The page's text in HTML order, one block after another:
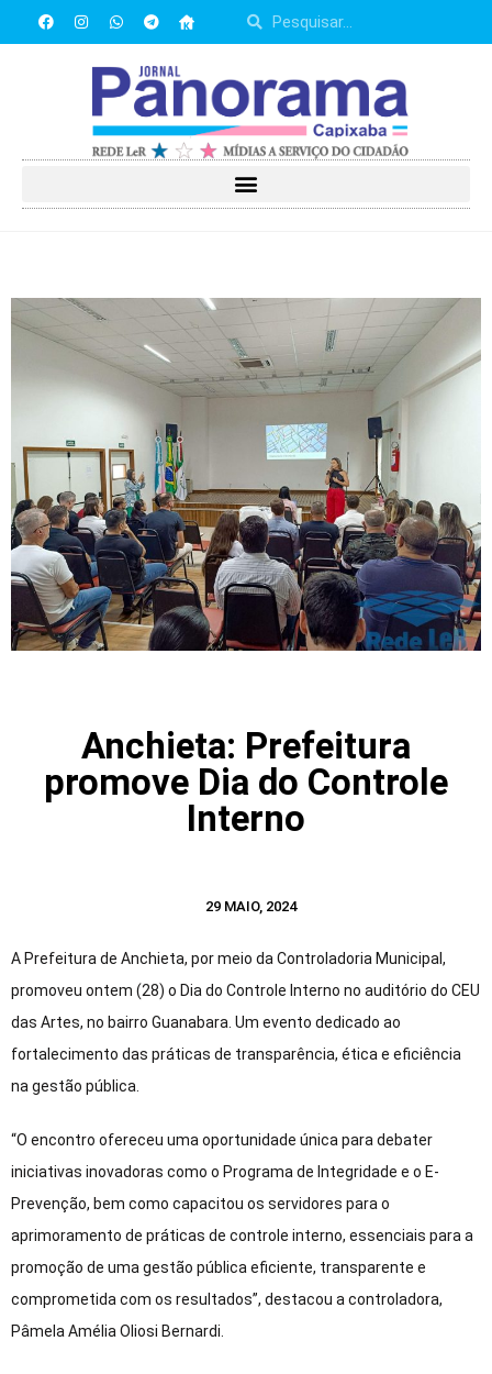
Anchieta: Prefeitura
promove Dia do Controle
Interno
29 MAIO, 2024
A Prefeitura de Anchieta, por meio da Controladoria Municipal,
promoveu ontem (28) o Dia do Controle Interno no auditório do CEU
das Artes, no bairro Guanabara. Um evento dedicado ao
fortalecimento das práticas de transparência, ética e eficiência
na gestão pública.
“O encontro ofereceu uma oportunidade única para debater
iniciativas inovadoras como o Programa de Integridade e o E-
Prevenção, bem como capacitou os servidores para o
aprimoramento de práticas de controle interno, essenciais para a
promoção de uma gestão pública eficiente, transparente e
comprometida com os resultados”, destacou a controladora,
Pâmela Amélia Oliosi Bernardi.